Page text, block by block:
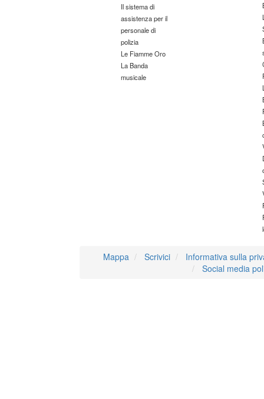
Il sistema di
assistenza per il
personale di
polizia
Le Fiamme Oro
La Banda
musicale
Mappa Scrivici
Informativa sulla
Social media